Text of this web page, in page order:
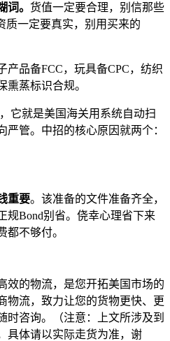
词。 货值一定要合理，别信那些
质一定要真实，别用买来的
产品备FCC，玩具备CPC，纺织
熏蒸标识合规。
它就是美国海关用系统自动扫
管。中招的核心原因就两个：
重要。该准备的文件准备齐全，
规Bond别省。侥幸心理省下来
都不够付。
效的物流，是您开拓美国市场的
物流，致力让您的货物更快、更
时咨询。（注意：上文所涉及到
具体请以实际走货为准，谢